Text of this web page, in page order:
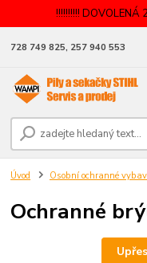
!!!!!!!!!! DOVOLENÁ
728 749 825, 257 940 553
Úvod Osobní ochranné
Ochranné